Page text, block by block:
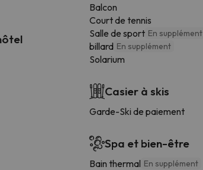
Balcon
Court de tennis
Salle de sport En supplément
billard En supplément
Solarium
Casier à skis
Garde-Ski de paiement
Spa et bien-être
Bain thermal En supplément